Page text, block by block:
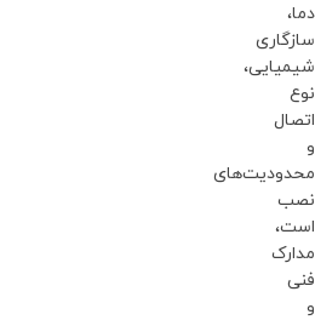
دما،
سازگاری
شیمیایی،
نوع
اتصال
و
محدودیت‌های
نصب
است،
مدارک
فنی
و